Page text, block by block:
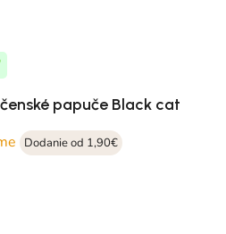
papuče Black cat
Dodanie od 1,90€